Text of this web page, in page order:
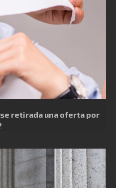
retirada una oferta por